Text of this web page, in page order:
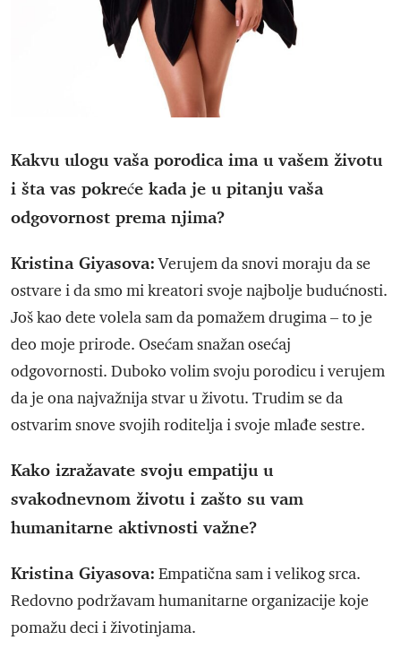
Kakvu ulogu vaša porodica ima u vašem životu
i šta vas pokreće kada je u pitanju vaša
odgovornost prema njima?
Kristina Giyasova:Verujem da snovi moraju da se
ostvare i da smo mi kreatori svoje najbolje budućnosti.
Još kao dete volela sam da pomažem drugima – to je
deo moje prirode. Osećam snažan osećaj
odgovornosti. Duboko volim svoju porodicu i verujem
da je ona najvažnija stvar u životu. Trudim se da
ostvarim snove svojih roditelja i svoje mlađe sestre.
Kako izražavate svoju empatiju u
svakodnevnom životu i zašto su vam
humanitarne aktivnosti važne?
Kristina Giyasova: Empatična sam i velikog srca.
Redovno podržavam humanitarne organizacije koje
pomažu deci i životinjama.